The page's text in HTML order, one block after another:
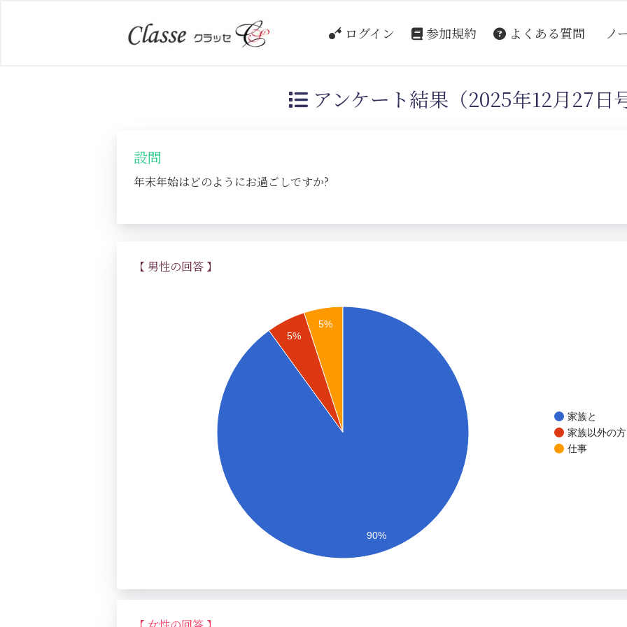
ログイン 参加規約 よくある質問 ノ
アンケート結果（2025年12月27日
設問
年末年始はどのようにお過ごしですか?
【 男性の回答 】
家族と
家族以外の
仕事
5%
5%
90%